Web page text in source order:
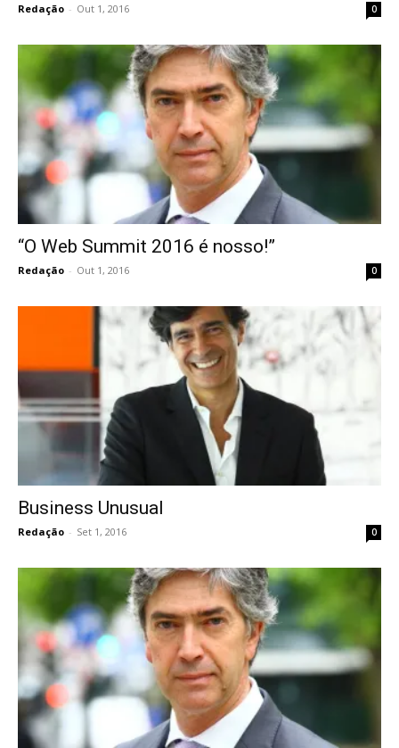
Redação - Out 1, 2016 0
“O Web Summit 2016 é nosso!”
Redação - Out 1, 2016 0
Business Unusual
Redação - Set 1, 2016 0